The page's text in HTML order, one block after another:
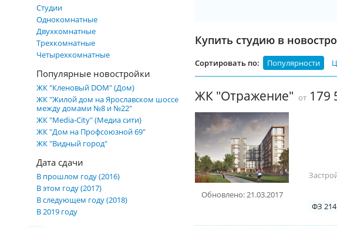
Студии
Однокомнатные
Двухкомнатные
Трехкомнатные
Четырехкомнатные
Популярные новостройки
ЖК "Кленовый DOM" (Дом)
ЖК "Жилой дом на Ярославском шоссе
между домами №8 и №22"
ЖК "Media-City" (Медиа сити)
ЖК "Дом на Профсоюзной 69"
ЖК "Видный город"
Дата сдачи
В прошлом году (2016)
В этом году (2017)
В следующем году (2018)
В 2019 году
Купить студию в
Сортировать по: Популярности
ЖК "Отражение" от 179
Обновлено: 21.03.2017
ФЗ 214